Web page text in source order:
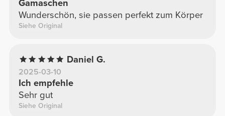
Gamaschen
Wunderschön, sie passen perfekt zum Körper
Siehe Original
Daniel G.
2025-03-10
Ich empfehle
Sehr gut
Siehe Original